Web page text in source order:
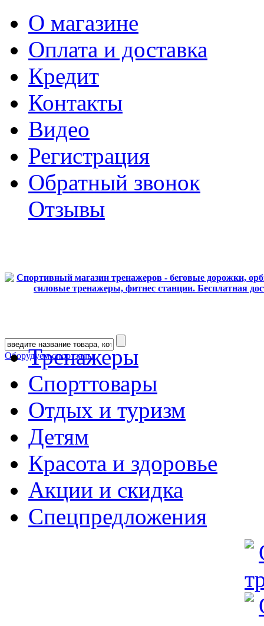
О магазине
Оплата и доставка
Кредит
Контакты
Видео
Регистрация
Обратный звонок
Отзывы
Оборудуем спортзалы
Тренажеры
Спорттовары
Отдых и туризм
Детям
Красота и здоровье
Акции и скидка
Спецпредложения